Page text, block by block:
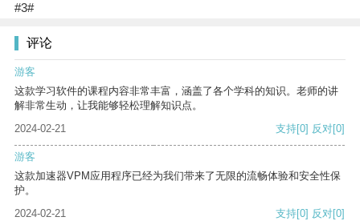
#3#
评论
游客
这款学习软件的课程内容非常丰富，涵盖了各个学科的知识。老师的讲
解非常生动，让我能够轻松理解知识点。
2024-02-21
支持[0] 反对[0]
游客
这款加速器VPM应用程序已经为我们带来了无限的流畅体验和安全性保
护。
2024-02-21
支持[0] 反对[0]